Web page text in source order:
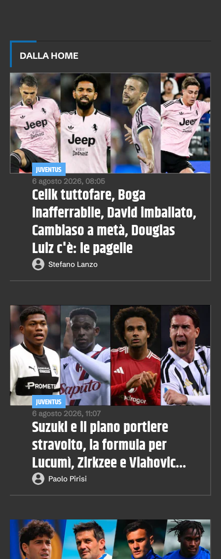
DALLA HOME
6 agosto 2026, 08:05
JUVENTUS
Celik tuttofare, Boga
inafferrabile, David imballato,
Cambiaso a metà, Douglas
Luiz c'è: le pagelle
Stefano Lanzo
6 agosto 2026, 11:07
JUVENTUS
Suzuki e il piano portiere
stravolto, la formula per
Lucumì, Zirkzee e Vlahovic...
Paolo Pirisi